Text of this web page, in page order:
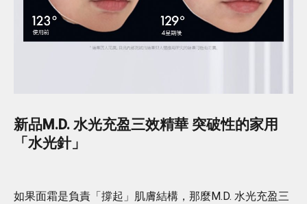
新品M.D. 水光充盈三效精華 突破性的家用
「水光針」
如果面霜是負責「撐起」肌膚結構，那麼M.D. 水光充盈三